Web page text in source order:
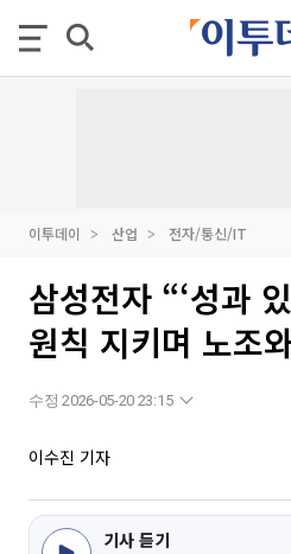
이투데이 산업 전자/통신/IT
삼성전자 “‘성과
원칙 지키며 노조
수정 2026-05-20 23:15
이수진 기자
기사 듣기